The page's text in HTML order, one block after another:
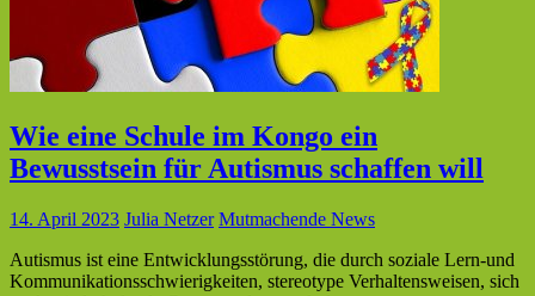
Wie eine Schule im Kongo ein
Bewusstsein für Autismus schaffen will
14. April 2023 Julia Netzer Mutmachende News
Autismus ist eine Entwicklungsstörung, die durch soziale Lern-und
Kommunikationsschwierigkeiten, stereotype Verhaltensweisen, sich